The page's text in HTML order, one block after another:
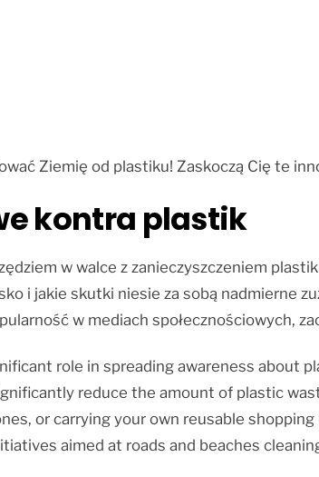
Ziemię od plastiku! Zaskoczą Cię te
kontra plastik
w walce z zanieczyszczeniem
i jakie skutki niesie za sobą nadmierne
w mediach społecznościowych,
role in spreading awareness about
reduce the amount of plastic
or carrying your own reusable
aimed at roads and beaches